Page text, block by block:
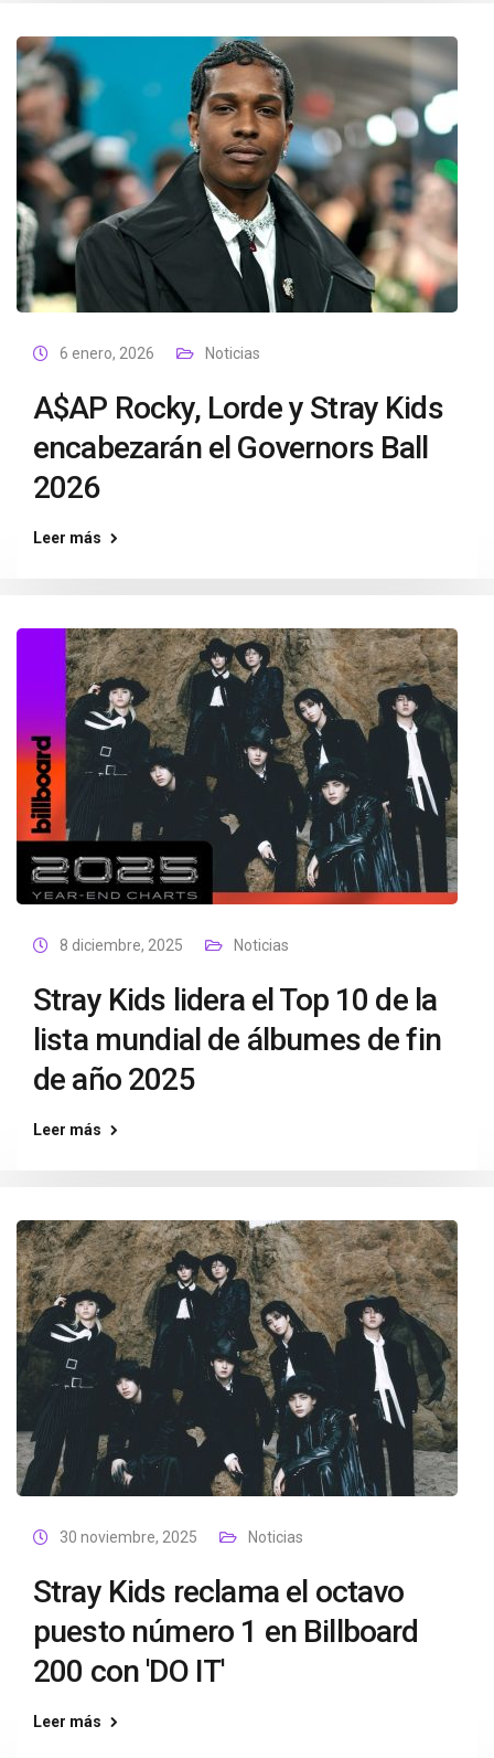
6 enero, 2026 Noticias
A$AP Rocky, Lorde y Stray Kids
encabezarán el Governors Ball
2026
Leer más
8 diciembre, 2025 Noticias
Stray Kids lidera el Top 10 de la
lista mundial de álbumes de fin
de año 2025
Leer más
30 noviembre, 2025 Noticias
Stray Kids reclama el octavo
puesto número 1 en Billboard
200 con 'DO IT'
Leer más